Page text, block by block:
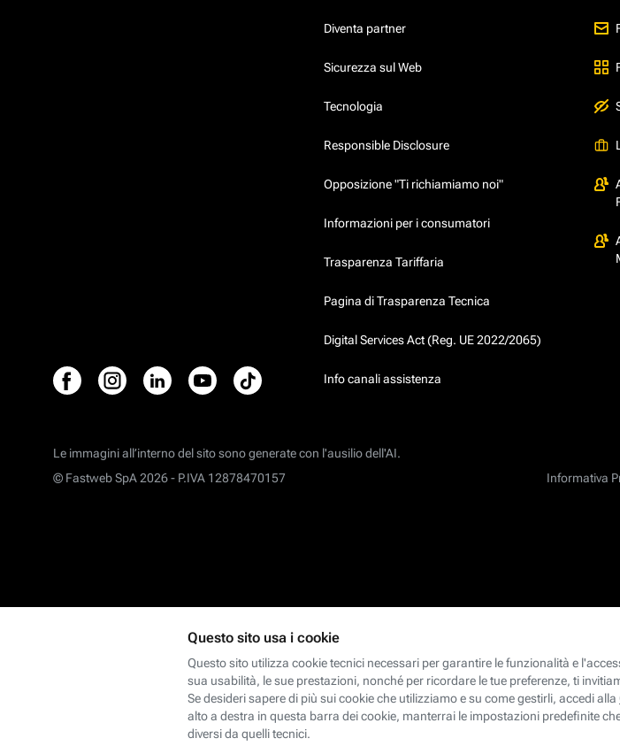
Diventa partner
Sicurezza sul Web
Tecnologia
Responsible Disclosure
Opposizione "Ti richiamiamo noi"
Informazioni per i consumatori
Trasparenza Tariffaria
Pagina di Trasparenza Tecnica
Digital Services Act (Reg. UE 2022/2065)
Info canali assistenza
Le immagini all’interno del sito sono generate con l'ausilio dell'AI.
Informativa
© Fastweb SpA 2026 - P.IVA 12878470157